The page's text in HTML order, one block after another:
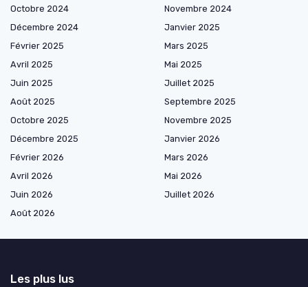
Octobre 2024
Novembre 2024
Décembre 2024
Janvier 2025
Février 2025
Mars 2025
Avril 2025
Mai 2025
Juin 2025
Juillet 2025
Août 2025
Septembre 2025
Octobre 2025
Novembre 2025
Décembre 2025
Janvier 2026
Février 2026
Mars 2026
Avril 2026
Mai 2026
Juin 2026
Juillet 2026
Août 2026
Les plus lus